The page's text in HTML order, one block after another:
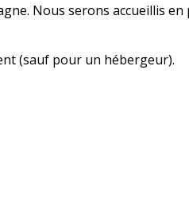
Nous serons accueillis en
(sauf pour un hébergeur).